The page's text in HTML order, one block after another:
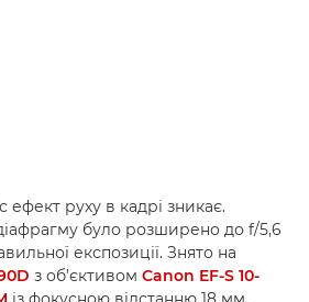
ефект руху в кадрі зникає.
було розширено до f/5,6
експозиції. Знято на
з об’єктивом Canon EF-S 10-